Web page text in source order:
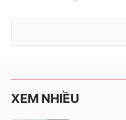
XEM NHIỀU